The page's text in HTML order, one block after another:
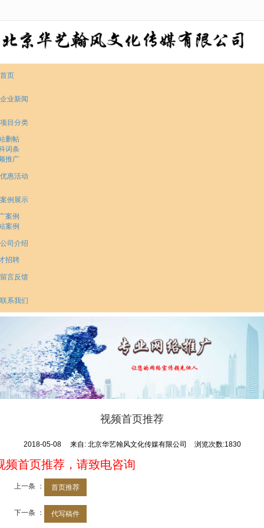
首页
企业新闻
项目分类
删帖
词条
推广
优惠活动
案例展示
案例
案例
公司介绍
招聘
留言反馈
联系我们
视频首页推荐
2018-05-08 来自: 北京华艺翰风文化传媒有限公司 浏览次数:1830
频首页推荐，请致电咨询
上一条 ： 首页推荐
下一条 ： 代写稿件